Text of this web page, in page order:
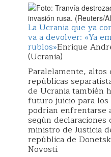
La Ucrania que ya
va a devolver: «Ya
rublos»Enrique
(Ucrania)
Paralelamente, altos
repúblicas
de Ucrania también
futuro juicio para
podrían enfrentarse
según
ministro de Justicia
república de
Novosti.